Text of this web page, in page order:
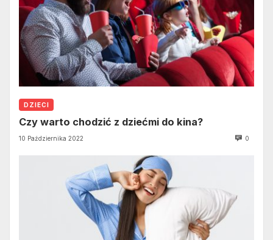
DZIECI
Czy warto chodzić z dziećmi do kina?
10 Października 2022 0